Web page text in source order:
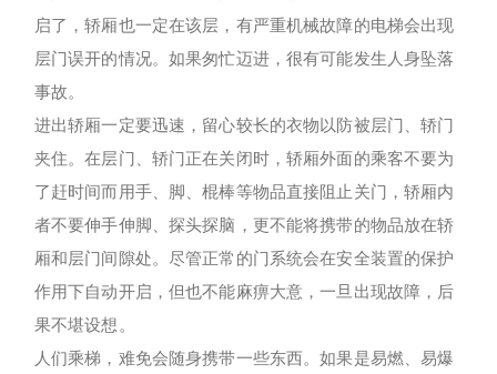
启了，轿厢也一定在该层，有严重机械故障的电梯会出现
层门误开的情况。如果匆忙迈进，很有可能发生人身坠落
事故。
进出轿厢一定要迅速，留心较长的衣物以防被层门、轿门
夹住。在层门、轿门正在关闭时，轿厢外面的乘客不要为
了赶时间而用手、脚、棍棒等物品直接阻止关门，轿厢内
者不要伸手伸脚、探头探脑，更不能将携带的物品放在轿
厢和层门间隙处。尽管正常的门系统会在安全装置的保护
作用下自动开启，但也不能麻痹大意，一旦出现故障，后
果不堪设想。
人们乘梯，难免会随身携带一些东西。如果是易燃、易爆